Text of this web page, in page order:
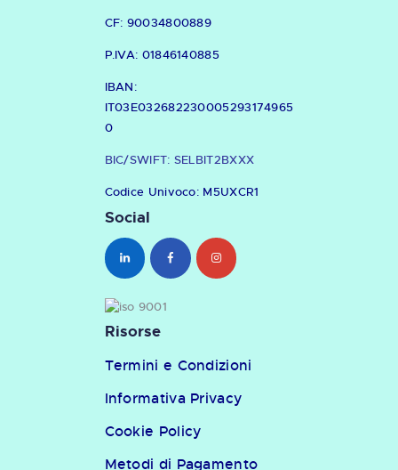
CF: 90034800889
P.IVA: 01846140885
IBAN:
IT03E032682230005293174965
0
BIC/SWIFT: SELBIT2BXXX
Codice Univoco: M5UXCR1
Social
Risorse
Termini e Condizioni
Informativa Privacy
Cookie Policy
Metodi di Pagamento